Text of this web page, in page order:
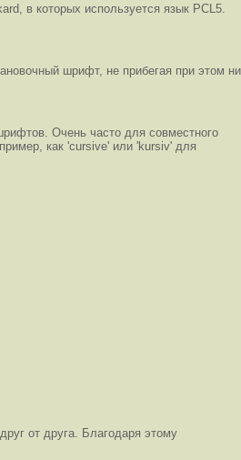
в которых используется язык PCL5.
шрифт, не прибегая при этом ни
Очень часто для совместного
как 'cursive' или 'kursiv' для
от друга. Благодаря этому